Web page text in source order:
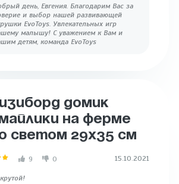
день, Евгения. Благодарим Вас за
и выбор нашей развивающей
EvoToys. Увлекательных игр
малышу! С уважением к Вам и
детям, команда EvoToys
ДОМИК
НА ФЕРМЕ
СВЕТОМ 29Х35 СМ
9 0 15.10.2021